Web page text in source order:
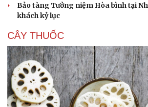
Bảo tàng Tưởng niệm Hòa bình tại
khách kỷ lục
CÂY THUỐC